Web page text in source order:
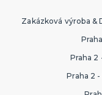
Zakázková výroba &
Praha 2
Praha 2